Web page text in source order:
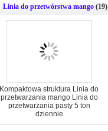
Linia do przetwórstwa mango (19)
Kompaktowa struktura Linia do
przetwarzania mango Linia do
przetwarzania pasty 5 ton
dziennie